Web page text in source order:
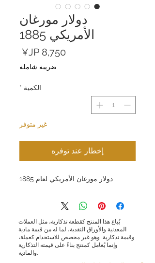
دولار مورغان
الأمريكي 1885
ضريبة شاملة
الكمية *
غير متوفر
إخطار عند توفره
دولار مورغان الأمريكي لعام 1885
يُباع هذا المنتج كقطعة تذكارية، مثل العملات
المعدنية والأوراق النقدية، لما له من قيمة مادية
وقيمة تذكارية. وهو غير مخصص للاستخدام كعملة،
وإنما يُعامل كمنتج بناءً على قيمته التذكارية